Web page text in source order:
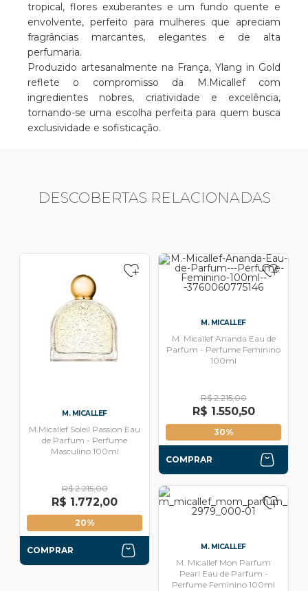
tropical, flores exuberantes e um fundo quente e
envolvente, perfeito para mulheres que apreciam
fragrâncias marcantes, elegantes e de alta
perfumaria.
Produzido artesanalmente na França, Ylang in Gold
reflete o compromisso da M.Micallef com
ingredientes nobres, criatividade e excelência,
tornando-se uma escolha perfeita para quem busca
exclusividade e sofisticação.
DESCOBERTAS RELACIONADAS
M. MICALLEF
M.Micallef Soleil Passion Eau
de Parfum - Perfume
Masculino 100ml
R$ 2.215,00
R$ 1.772,00
20%
COMPRAR
M. MICALLEF
M. Micallef Ananda Eau de
Parfum - Perfume Feminino
100ml
R$ 2.215,00
R$ 1.550,50
30%
COMPRAR
M. MICALLEF
M. Micallef Mon Parfum
Pearl Eau de Parfum -
Perfume Feminino 100ml